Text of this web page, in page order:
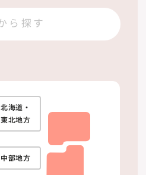
北海道・
東北地方
中部地方